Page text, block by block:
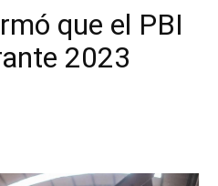
que el PBI
2023